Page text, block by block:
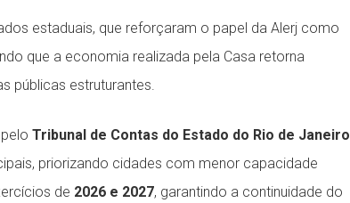
estaduais, que reforçaram o papel da Alerj como
que a economia realizada pela Casa retorna
públicas estruturantes.
Tribunal de Contas do Estado do Rio de Janeiro
priorizando cidades com menor capacidade
de 2026 e 2027, garantindo a continuidade do